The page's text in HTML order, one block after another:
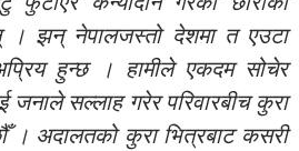
। झन् नेपालजस्तो देशमा त एउटा
हुन्छ । हामीले एकदम सोचेर
जनाले सल्लाह गरेर परिवारबीच कुरा
। अदालतको कुरा भित्रबाट कसरी